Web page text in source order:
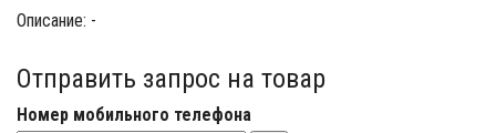
Описание: -
Отправить запрос на товар
Номер мобильного телефона